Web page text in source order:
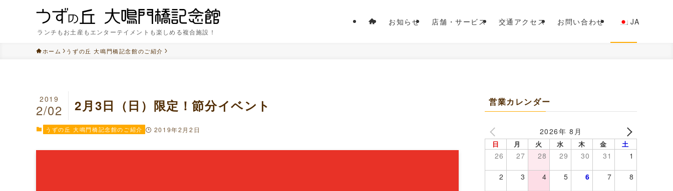
ランチもお土産もエンターテイメントも楽しめる複合施設！
お知らせ 店舗・サービス 交通アクセス お問い合わせ JA
ホーム うずの丘 大鳴門橋記念館のご紹介
2月3日（日）限定！節分イベント
2019
2/02
うずの丘 大鳴門橋記念館のご紹介 2019年2月2日
営業カレンダー
2026年 8月
日 月 火 水 木 金 土
26 27 28 29 30 31 1
2 3 4 5 6 7 8